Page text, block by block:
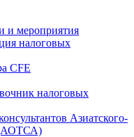
и мероприятия
налоговых
CFE
налоговых
Азиатского-
(АОТСА)